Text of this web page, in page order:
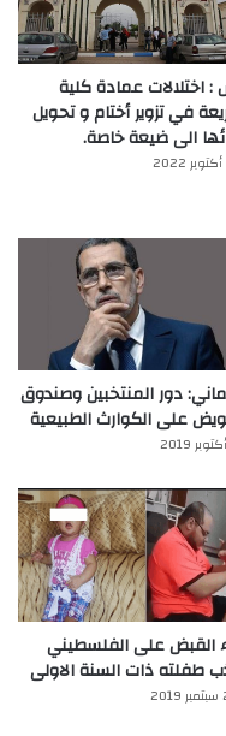
اختلالات عمادة كلية
في تزوير أختام و تحويل
الى ضيعة خاصة.
دور المنتخبين وصندوق
على الكوارث الطبيعية
القبض على الفلسطيني
طفلته ذات السنة الاولى